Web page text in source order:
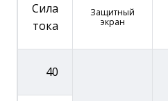
Сила
тока
Защитный
экран
40